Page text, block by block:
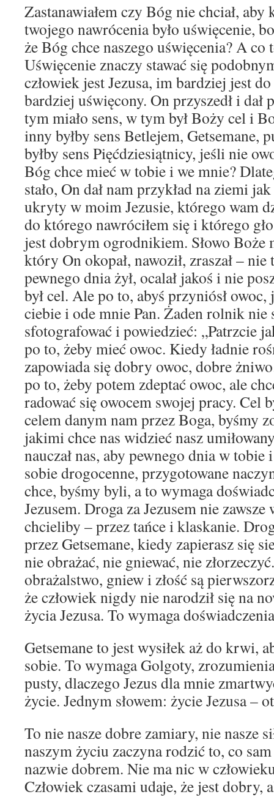
Zastanawiałem czy Bóg nie chciał,
twojego nawrócenia było uświęcenie,
że Bóg chce naszego uświęcenia? A co
Uświęcenie znaczy stawać się
człowiek jest Jezusa, im bardziej jest
bardziej uświęcony. On przyszedł i dał
tym miało sens, w tym był Boży cel i
inny byłby sens Betlejem, Getsemane,
byłby sens Pięćdziesiątnicy, jeśli nie
Bóg chce mieć w tobie i we mnie?
stało, On dał nam przykład na ziemi
ukryty w moim Jezusie, którego wam
do którego nawróciłem się i którego
jest dobrym ogrodnikiem. Słowo
który On okopał, nawoził, zraszał –
pewnego dnia żył, ocalał jakoś i nie
był cel. Ale po to, abyś przyniósł
ciebie i ode mnie Pan. Żaden rolnik nie
sfotografować i powiedzieć: „Patrzcie
po to, żeby mieć owoc. Kiedy ładnie
zapowiada się dobry owoc, dobre
po to, żeby potem zdeptać owoc, ale
radować się owocem swojej pracy. Cel
celem danym nam przez Boga, byśmy
jakimi chce nas widzieć nasz
nauczał nas, aby pewnego dnia w tobie
sobie drogocenne, przygotowane
chce, byśmy byli, a to wymaga
Jezusem. Droga za Jezusem nie
chcieliby – przez tańce i klaskanie.
przez Getsemane, kiedy zapierasz się
nie obrażać, nie gniewać, nie
obrażalstwo, gniew i złość są
że człowiek nigdy nie narodził się na
życia Jezusa. To wymaga
Getsemane to jest wysiłek aż do krwi,
sobie. To wymaga Golgoty,
pusty, dlaczego Jezus dla mnie
życie. Jednym słowem: życie Jezusa –
To nie nasze dobre zamiary, nie nasze
naszym życiu zaczyna rodzić to, co
nazwie dobrem. Nie ma nic w
Człowiek czasami udaje, że jest dobry,